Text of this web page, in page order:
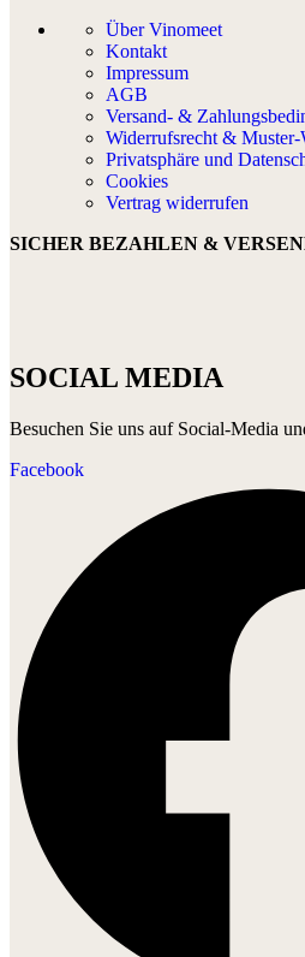
Über Vinomeet
Kontakt
Impressum
AGB
Versand- &
Widerrufsrecht &
Privatsphäre und
Cookies
Vertrag widerrufen
SICHER BEZAHLEN &
SOCIAL MEDIA
Besuchen Sie uns auf Social-Media
Facebook